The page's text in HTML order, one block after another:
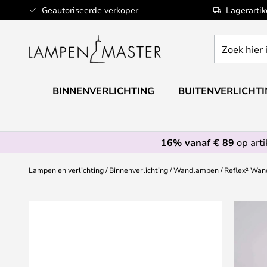
Geautoriseerde verkoper
Ga
naar
inhoud
hier
de
BINNENVERLICHTING
16% vanaf € 89 op
Lampen en verlichting Binnenverlichting Wandlampen Reflex²